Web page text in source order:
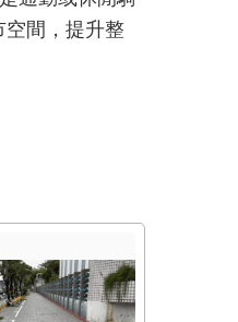
空間，提升整